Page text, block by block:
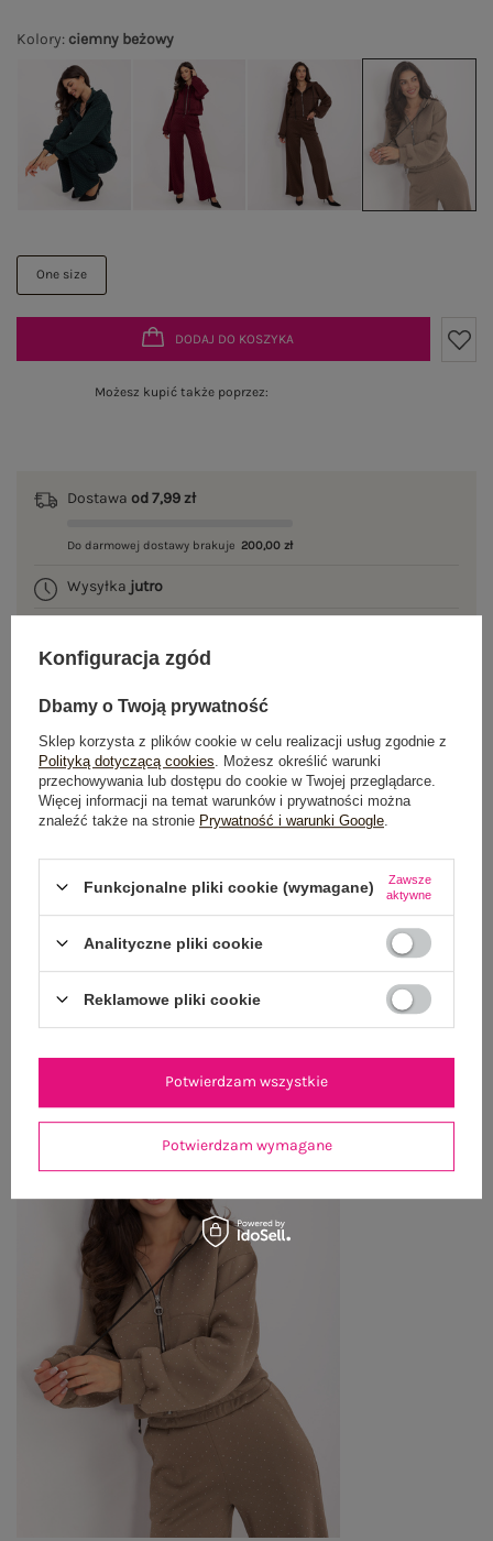
Kolory: ciemny beżowy
One size
DODAJ DO KOSZYKA
Możesz kupić także poprzez:
Dostawa od 7,99 zł
Do darmowej dostawy brakuje 200,00 zł
Wysyłka jutro
GŁÓWNE PARAMETRY
WYSYŁKA I DOSTAWA
ZWROTY I REKLAMACJE
OSTATNIO OGLĄDANE
Zobacz wszystko
Konfiguracja zgód
Dbamy o Twoją prywatność
Sklep korzysta z plików cookie w celu realizacji usług zgodnie z
Polityką dotyczącą cookies . Możesz określić warunki
przechowywania lub dostępu do cookie w Twojej przeglądarce.
Więcej informacji na temat warunków i prywatności można
znaleźć także na stronie Prywatność i warunki Google
Funkcjonalne pliki cookie (wymagane)
Zawsze
aktywne
Analityczne pliki cookie
Reklamowe pliki cookie
Potwierdzam wymagane
Potwierdzam wszystkie